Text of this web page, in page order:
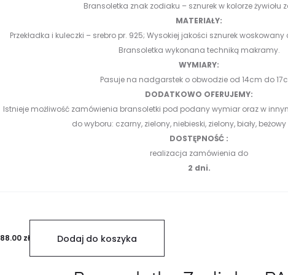
Bransoletka znak zodiaku – sznurek w kolorze żywiołu
MATERIAŁY:
Przekładka i kuleczki – srebro pr. 925; Wysokiej jakości sznurek woskowany
Bransoletka wykonana techniką makramy.
WYMIARY:
Pasuje na nadgarstek o obwodzie od 14cm do
DODATKOWO OFERUJEMY:
Istnieje możliwość zamówienia bransoletki pod podany wymiar oraz w
do wyboru: czarny, zielony, niebieski, zielony, biały,
DOSTĘPNOŚĆ :
realizacja zamówienia do
2 dni.
88.00 zł Dodaj do koszyka